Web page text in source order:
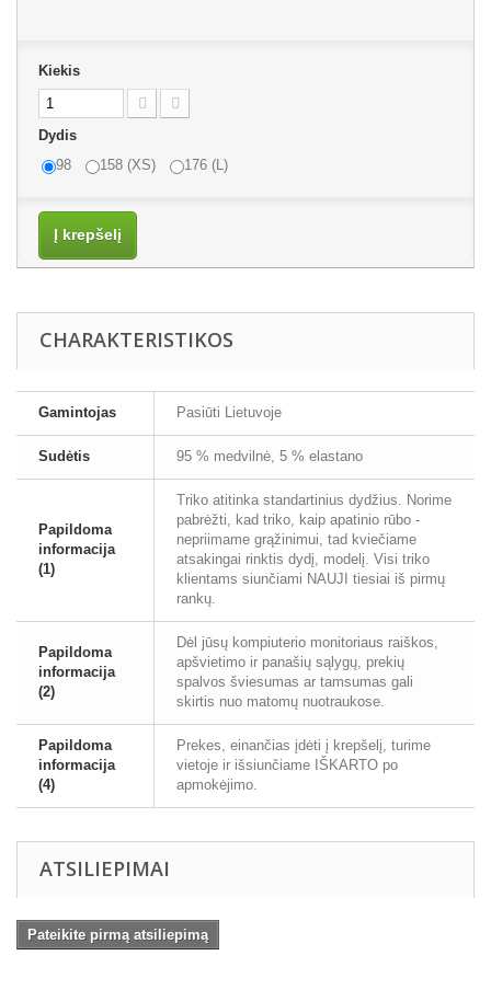
Kiekis
Dydis
98
158 (XS) 176 (L)
Į krepšelį
CHARAKTERISTIKOS
Gamintojas Pasiūti Lietuvoje
Sudėtis 95 % medvilnė, 5 % elastano
Papildoma
informacija
(1)
Triko atitinka standartinius dydžius. Norime
pabrėžti, kad triko, kaip apatinio rūbo -
nepriimame grąžinimui, tad kviečiame
atsakingai rinktis dydį, modelį. Visi triko
klientams siunčiami NAUJI tiesiai iš pirmų
rankų.
Papildoma
informacija
(2)
Dėl jūsų kompiuterio monitoriaus raiškos,
apšvietimo ir panašių sąlygų, prekių
spalvos šviesumas ar tamsumas gali
skirtis nuo matomų nuotraukose.
Papildoma
informacija
(4)
Prekes, einančias įdėti į krepšelį, turime
vietoje ir išsiunčiame IŠKARTO po
apmokėjimo.
ATSILIEPIMAI
Pateikite pirmą atsiliepimą